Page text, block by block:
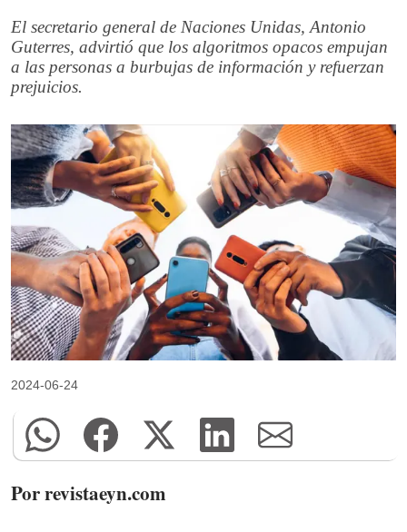
El secretario general de Naciones Unidas, Antonio
Guterres, advirtió que los algoritmos opacos empujan
a las personas a burbujas de información y refuerzan
prejuicios.
2024-06-24
Por revistaeyn.com